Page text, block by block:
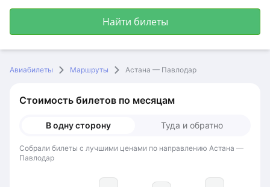
Найти билеты
Авиабилеты Маршруты Астана — Павлодар
Стоимость билетов по месяцам
В одну сторону Туда и обратно
Собрали билеты с лучшими ценами по направлению Астана —
Павлодар